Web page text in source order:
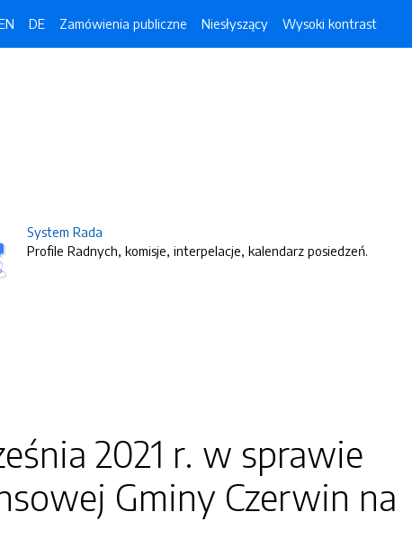
DE Zamówienia publiczne Niesłyszący Wysoki kontrast
System Rada
Profile Radnych, komisje, interpelacje, kalendarz posiedzeń.
2021 r. w sprawie
Gminy Czerwin na